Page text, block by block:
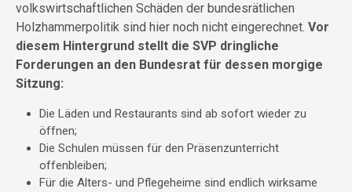
volkswirtschaftlichen Schäden der bundesrätlichen
Holzhammerpolitik sind hier noch nicht eingerechnet. Vor
diesem Hintergrund stellt die SVP dringliche
Forderungen an den Bundesrat für dessen morgige
Sitzung:
Die Läden und Restaurants sind ab sofort wieder zu
öffnen;
Die Schulen müssen für den Präsenzunterricht
offenbleiben;
Für die Alters- und Pflegeheime sind endlich wirksame